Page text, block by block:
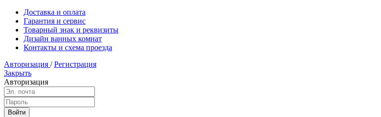
Доставка и оплата
Гарантия и сервис
Товарный знак и реквизиты
Дизайн ванных комнат
Контакты и схема проезда
Авторизация / Регистрация
Закрыть
Авторизация